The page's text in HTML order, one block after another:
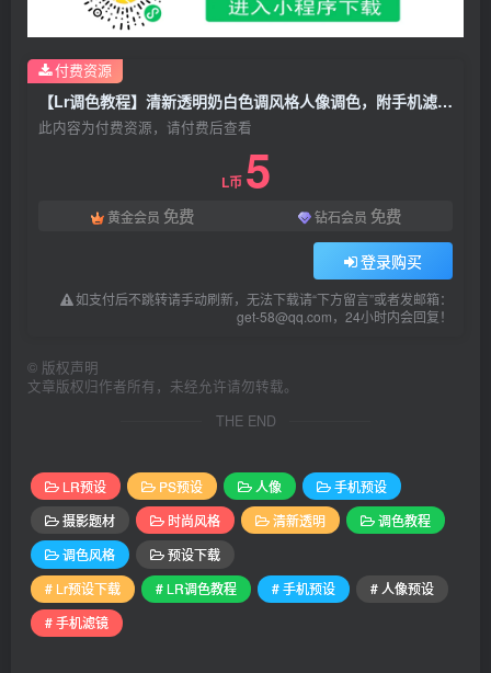
【Lr调色教程】清新透明奶白色调风格人像调色，附手机滤镜Lightroom+PS预设下载！
此内容为付费资源，请付费后查看
L币 5
黄金会员 免费 钻石会员 免费
登录购买
如支付后不跳转请手动刷新，无法下载请“下方留言”或者发邮箱：
get-58@qq.com，24小时内会回复！
付费资源
© 版权声明
文章版权归作者所有，未经允许请勿转载。
THE END
LR预设 PS预设 人像
手机预设
摄影题材
时尚风格 清新透明
调色教程
调色风格
预设下载
# Lr预设下载
# LR调色教程 # 手机预设
# 人像预设
# 手机滤镜